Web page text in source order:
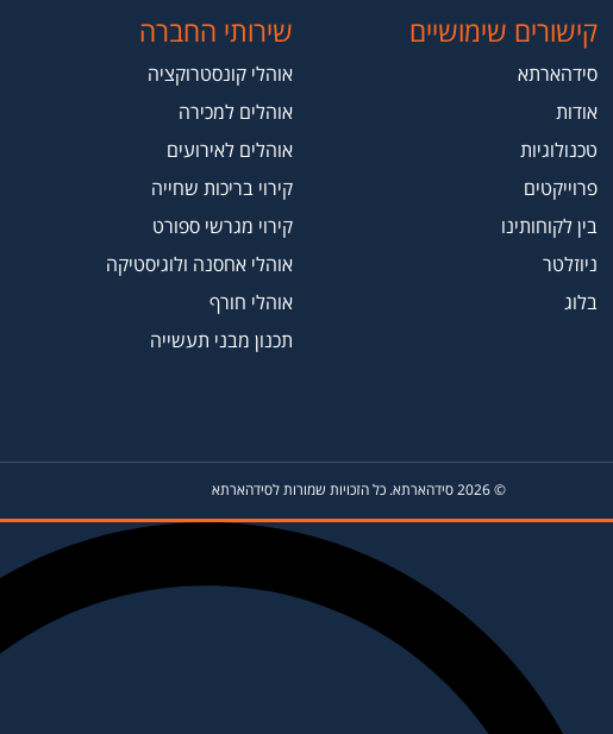
שירותי החברה
אוהלי קונסטרוקציה
אוהלים למכירה
אוהלים לאירועים
קירוי בריכות שחייה
קירוי מגרשי ספורט
אוהלי אחסנה ולוגיסטיקה
אוהלי חורף
תכנון מבני תעשייה
קישורים שימושיים
סידהארתא
אודות
טכנולוגיות
פרוייקטים
בין לקוחותינו
ניוזלטר
בלוג
© 2026 סידהארתא. כל הזכויות שמורות לסידהארתא